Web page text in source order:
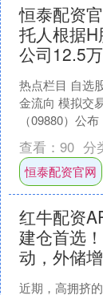
恒泰配资
托人根据
公司12.5
热点栏目 自选
金流向 模拟交
（09880）公
托人根据H股
12.5....
查看： 90 分
恒泰配资官网
红牛配资
建仓首选
动，外储
近期，高拥挤